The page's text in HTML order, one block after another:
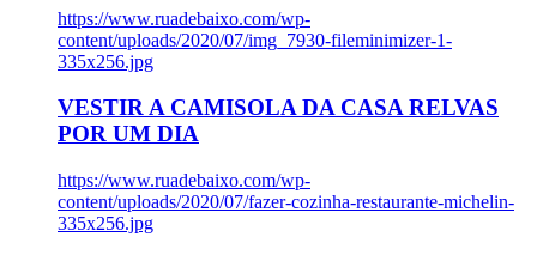
https://www.ruadebaixo.com/wp-
content/uploads/2020/07/img_7930-fileminimizer-1-
335x256.jpg
VESTIR A CAMISOLA DA CASA RELVAS
POR UM DIA
https://www.ruadebaixo.com/wp-
content/uploads/2020/07/fazer-cozinha-restaurante-michelin-
335x256.jpg